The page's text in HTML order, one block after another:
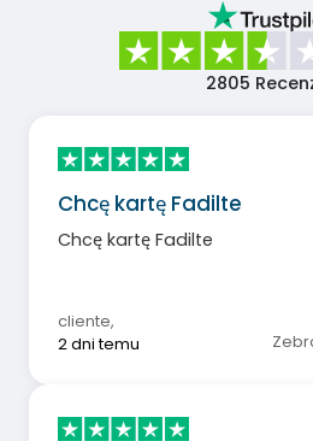
2805
Chcę kartę Fadilte
Chcę kartę Fadilte
cliente,
2 dni temu